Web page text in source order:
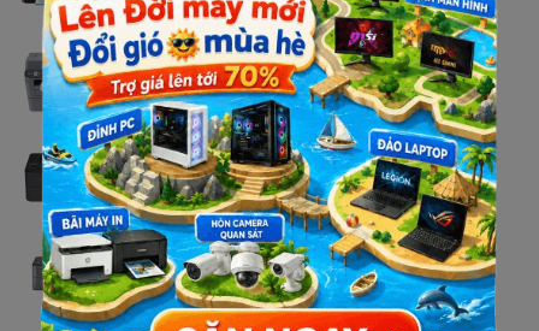
Liên hệ
Máy in Brother MFC - 2701DW
Liên hệ
Máy in Brother HL - L2366DW
Liên hệ
Máy in Brother HL - L2321D
Liên hệ